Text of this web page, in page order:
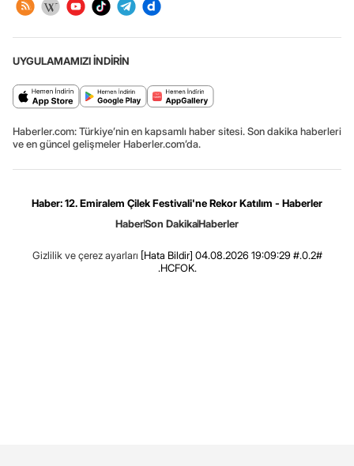
UYGULAMAMIZI İNDİRİN
Haberler.com: Türkiye’nin en kapsamlı haber sitesi. Son dakika haberleri
ve en güncel gelişmeler Haberler.com’da.
Haber: 12. Emiralem Çilek Festivali'ne Rekor Katılım - Haberler
HaberSon DakikaHaberler
Gizlilik ve çerez ayarları [Hata Bildir] 04.08.2026 19:09:29 #.0.2#
.HCFOK.